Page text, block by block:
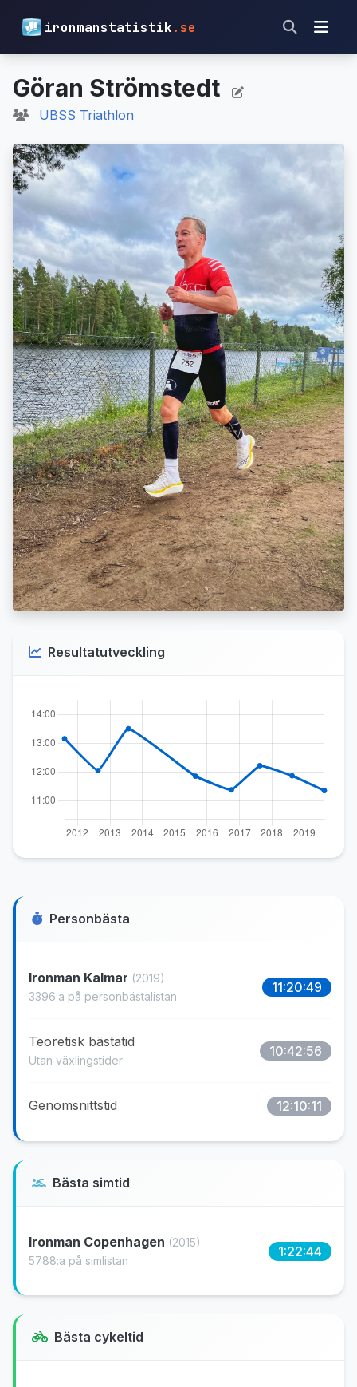
ironmanstatistik.se
Göran Strömstedt
UBSS Triathlon
Personbästa
Ironman Kalmar (2019)
3396:a på personbästalistan
11:20:49
Teoretisk bästatid
Utan växlingstider
10:42:56
Genomsnittstid 12:10:11
Bästa simtid
Ironman Copenhagen (2015)
5788:a på simlistan
1:22:44
Bästa cykeltid
Resultatutveckling